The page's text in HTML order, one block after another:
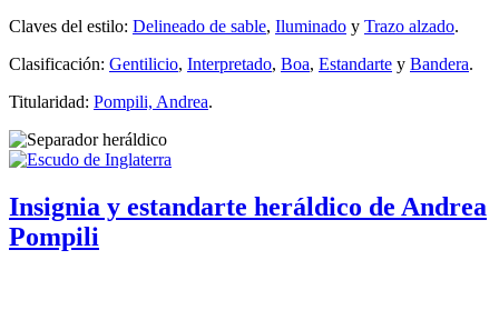
Claves del estilo: Delineado de sable, Iluminado y Trazo alzado.
Clasificación: Gentilicio, Interpretado, Boa, Estandarte y Bandera.
Titularidad: Pompili, Andrea.
Insignia y estandarte heráldico de Andrea
Pompili